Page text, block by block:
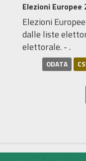
Elezioni Europee
Elezioni
dalle liste
elettorale. - .
ODATA